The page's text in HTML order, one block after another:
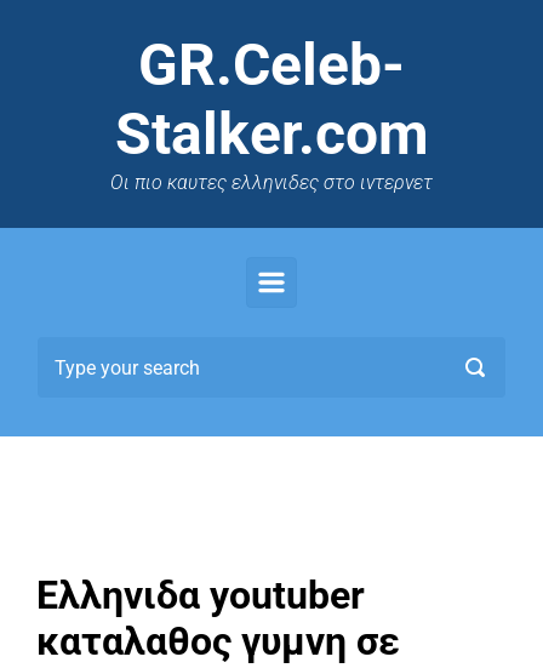
GR.Celeb-
Stalker.com
Oι πιο καυτες ελληνιδες στο ιντερνετ
Ελληνιδα youtuber
καταλαθος γυμνη σε